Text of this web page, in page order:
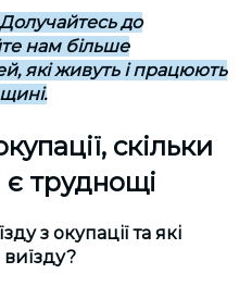
до
нам більше
які живуть і працюють
скільки
є труднощі
з окупації та які